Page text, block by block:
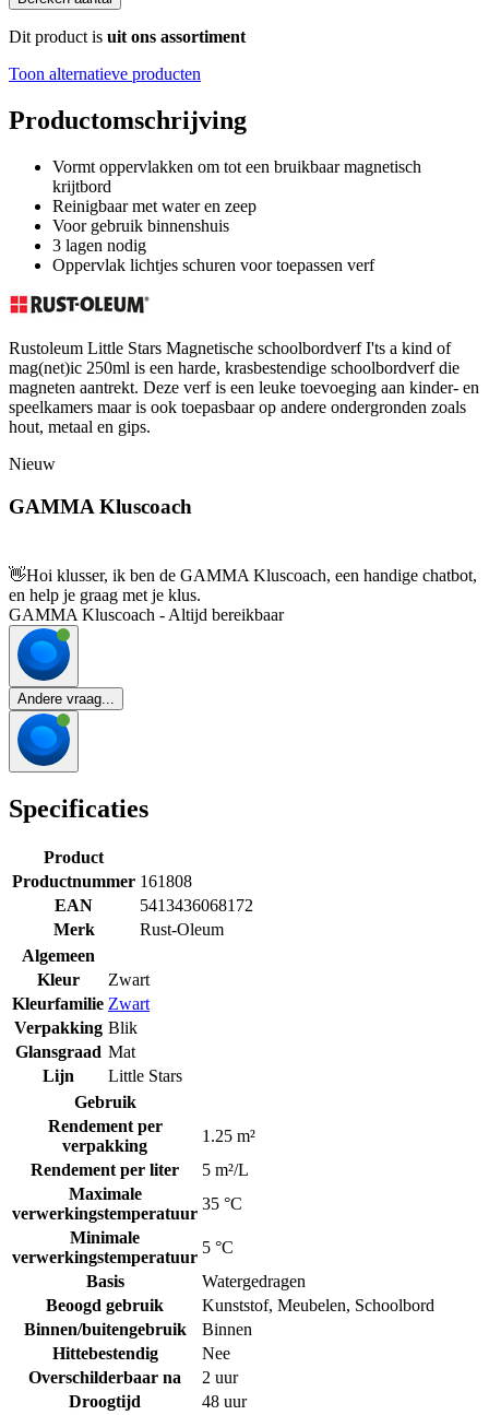
Dit product is uit ons assortiment
Toon alternatieve producten
Productomschrijving
Vormt oppervlakken om tot een bruikbaar magnetisch
krijtbord
Reinigbaar met water en zeep
Voor gebruik binnenshuis
3 lagen nodig
Oppervlak lichtjes schuren voor toepassen verf
Rustoleum Little Stars Magnetische schoolbordverf I'ts a kind of
mag(net)ic 250ml is een harde, krasbestendige schoolbordverf die
magneten aantrekt. Deze verf is een leuke toevoeging aan kinder- en
speelkamers maar is ook toepasbaar op andere ondergronden zoals
hout, metaal en gips.
Nieuw
GAMMA Kluscoach
👋Hoi klusser, ik ben de GAMMA Kluscoach, een handige chatbot,
en help je graag met je klus.
GAMMA Kluscoach - Altijd bereikbaar
Andere vraag...
Specificaties
Product
Productnummer 161808
EAN
5413436068172
Merk
Rust-Oleum
Algemeen
Kleur
Zwart
Kleurfamilie Zwart
Verpakking Blik
Glansgraad Mat
Lijn
Little Stars
Gebruik
Rendement per
verpakking
1.25 m²
Rendement per liter
5 m²/L
Maximale
verwerkingstemperatuur
35 °C
Minimale
verwerkingstemperatuur
5 °C
Basis
Watergedragen
Beoogd gebruik
Kunststof, Meubelen, Schoolbord
Binnen/buitengebruik
Binnen
Hittebestendig
Nee
Overschilderbaar na
2 uur
Droogtijd
48 uur